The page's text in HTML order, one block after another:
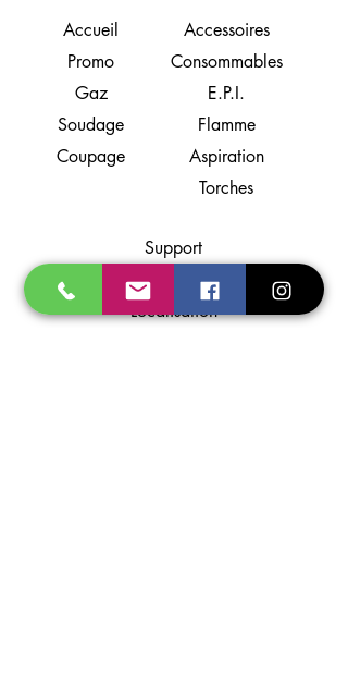
Accueil
Promo
Gaz
Soudage
Coupage
Accessoires
Consommables
E.P.I.
Flamme
Aspiration
Torches
Support
A propos
Localisation